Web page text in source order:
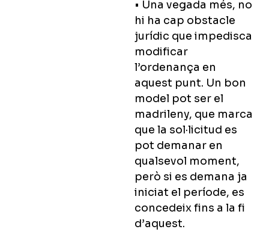
• Una vegada més, no
hi ha cap obstacle
jurídic que impedisca
modificar
l’ordenança en
aquest punt. Un bon
model pot ser el
madrileny, que marca
que la sol·licitud es
pot demanar en
qualsevol moment,
però si es demana ja
iniciat el període, es
concedeix fins a la fi
d’aquest.